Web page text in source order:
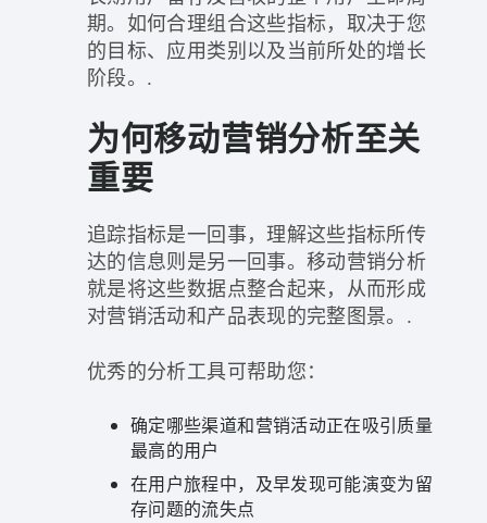
期。如何合理组合这些指标，取决于您
的目标、应用类别以及当前所处的增长
阶段。.
为何移动营销分析至关
重要
追踪指标是一回事，理解这些指标所传
达的信息则是另一回事。移动营销分析
就是将这些数据点整合起来，从而形成
对营销活动和产品表现的完整图景。.
优秀的分析工具可帮助您：
确定哪些渠道和营销活动正在吸引质量
最高的用户
在用户旅程中，及早发现可能演变为留
存问题的流失点